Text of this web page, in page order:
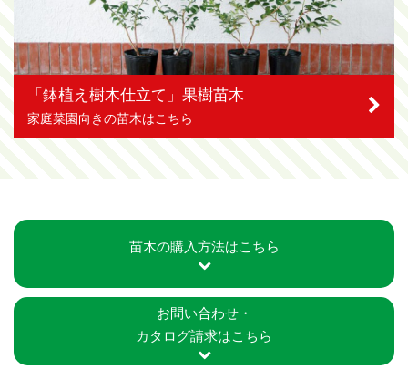
「鉢植え樹木仕立て」果樹苗木
家庭菜園向きの苗木はこちら
苗木の購入方法はこちら
お問い合わせ・
カタログ請求はこちら